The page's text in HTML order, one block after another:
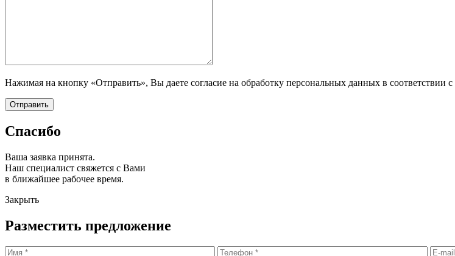
Нажимая на кнопку «Отправить», Вы даете согласие на обработку персональных данных в соответствии с
Спасибо
Ваша заявка принята.
Наш специалист свяжется с Вами
в ближайшее рабочее время.
Закрыть
Разместить предложение